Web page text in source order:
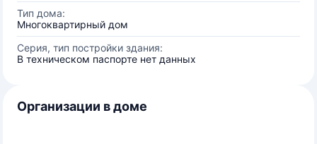
Тип дома:
Многоквартирный дом
Серия, тип постройки здания:
В техническом паспорте нет данных
Организации в доме